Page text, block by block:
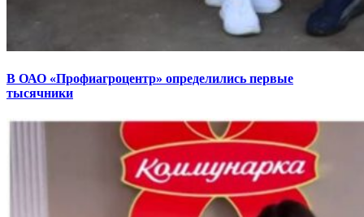
В ОАО «Профиагроцентр» определились первые
тысячники